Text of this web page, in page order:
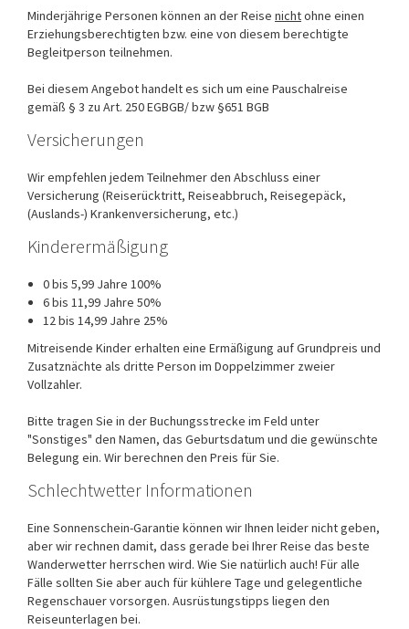
Minderjährige Personen können an der Reise nichtohne einen
Erziehungsberechtigten bzw. eine von diesem berechtigte
Begleitperson teilnehmen.
Bei diesem Angebot handelt es sich um eine Pauschalreise
gemäß § 3 zu Art. 250 EGBGB/ bzw §651 BGB
Versicherungen
Wir empfehlen jedem Teilnehmer den Abschluss einer
Versicherung (Reiserücktritt, Reiseabbruch, Reisegepäck,
(Auslands-) Krankenversicherung, etc.)
Kinderermäßigung
0 bis 5,99 Jahre 100%
6 bis 11,99 Jahre 50%
12 bis 14,99 Jahre 25%
Mitreisende Kinder erhalten eine Ermäßigung auf Grundpreis und
Zusatznächte als dritte Person im Doppelzimmer zweier
Vollzahler.
Bitte tragen Sie in der Buchungsstrecke im Feld unter
"Sonstiges" den Namen, das Geburtsdatum und die gewünschte
Belegung ein. Wir berechnen den Preis für Sie.
Schlechtwetter Informationen
Eine Sonnenschein-Garantie können wir Ihnen leider nicht geben,
aber wir rechnen damit, dass gerade bei Ihrer Reise das beste
Wanderwetter herrschen wird. Wie Sie natürlich auch! Für alle
Fälle sollten Sie aber auch für kühlere Tage und gelegentliche
Regenschauer vorsorgen. Ausrüstungstipps liegen den
Reiseunterlagen bei.